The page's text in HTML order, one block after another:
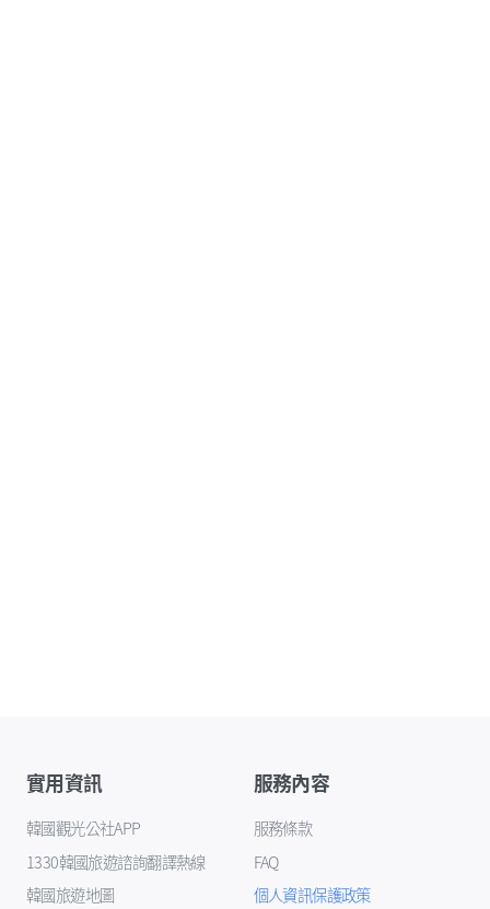
實用資訊
韓國觀光公社APP
1330韓國旅遊諮詢翻譯熱線
韓國旅遊地圖
服務內容
服務條款
FAQ
個人資訊保護政策